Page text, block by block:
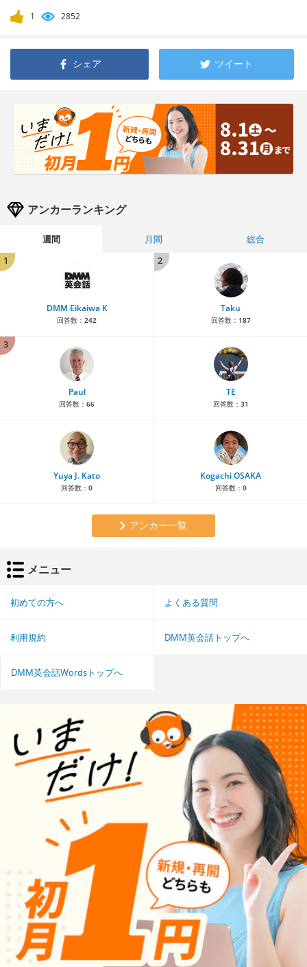
1 2852
シェア ツイート
アンカーランキング
週間 月間
総合
1
DMM Eikaiwa K
回答数： 242
2
Taku
回答数： 187
3
Paul
回答数： 66
TE
回答数： 31
Yuya J. Kato
回答数： 0
Kogachi OSAKA
回答数： 0
アンカー一覧
メニュー
初めての方へ よくある質問
利用規約 DMM英会話トップへ
DMM英会話Wordsトップへ